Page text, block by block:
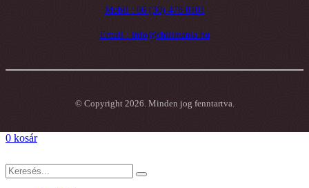
Mobil : 06 (30) 478 8101
Email : info@chilimania.hu
© Copyright 2026. Minden jog fenntartva.
0 kosár